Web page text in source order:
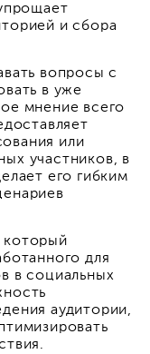
и сбора
вопросы с
в уже
мнение всего
или
участников, в
его гибким
который
для
в социальных
аудитории,